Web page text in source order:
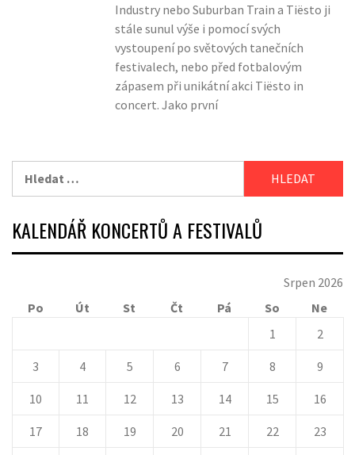
Industry nebo Suburban Train a Tiësto ji
stále sunul výše i pomocí svých
vystoupení po světových tanečních
festivalech, nebo před fotbalovým
zápasem při unikátní akci Tiësto in
concert. Jako první
KALENDÁŘ KONCERTŮ A FESTIVALŮ
Srpen 2026
Po
Út St Čt Pá So
Ne
1
2
3 4 5 6 7 8 9
10 11 12 13 14 15 16
17 18 19 20 21 22 23